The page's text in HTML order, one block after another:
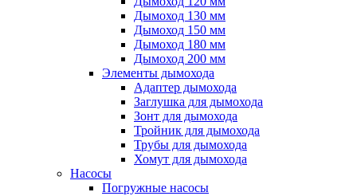
Дымоход 130 мм
Дымоход 150 мм
Дымоход 180 мм
Дымоход 200 мм
Элементы дымохода
Адаптер дымохода
Заглушка для дымохода
Зонт для дымохода
Тройник для дымохода
Трубы для дымохода
Хомут для дымохода
Насосы
Погружные насосы